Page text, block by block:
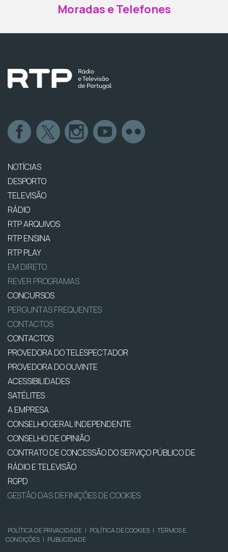
Moradas e Telefones
NOTÍCIAS
DESPORTO
TELEVISÃO
RÁDIO
RTP ARQUIVOS
RTP ENSINA
RTP PLAY
EM DIRETO
REVER PROGRAMAS
CONCURSOS
PERGUNTAS FREQUENTES
CONTACTOS
CONTACTOS
PROVEDORA DO TELESPECTADOR
PROVEDORA DO OUVINTE
ACESSIBILIDADES
SATÉLITES
A EMPRESA
CONSELHO GERAL INDEPENDENTE
CONSELHO DE OPINIÃO
CONTRATO DE CONCESSÃO DO SERVIÇO PÚBLICO DE
RÁDIO E TELEVISÃO
RGPD
GESTÃO DAS DEFINIÇÕES DE COOKIES
POLÍTICA DE PRIVACIDADE | POLÍTICA DE COOKIES | TERMOS E
CONDIÇÕES | PUBLICIDADE